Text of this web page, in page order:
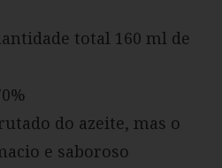
total 160 ml de
do azeite, mas o
e saboroso